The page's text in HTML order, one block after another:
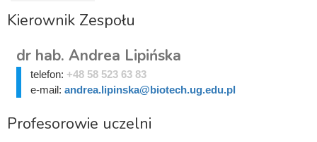
Kierownik Zespołu
dr hab. Andrea Lipińska
telefon: +48 58 523 63 83
e-mail: andrea.lipinska@biotech.ug.edu.pl
Profesorowie uczelni